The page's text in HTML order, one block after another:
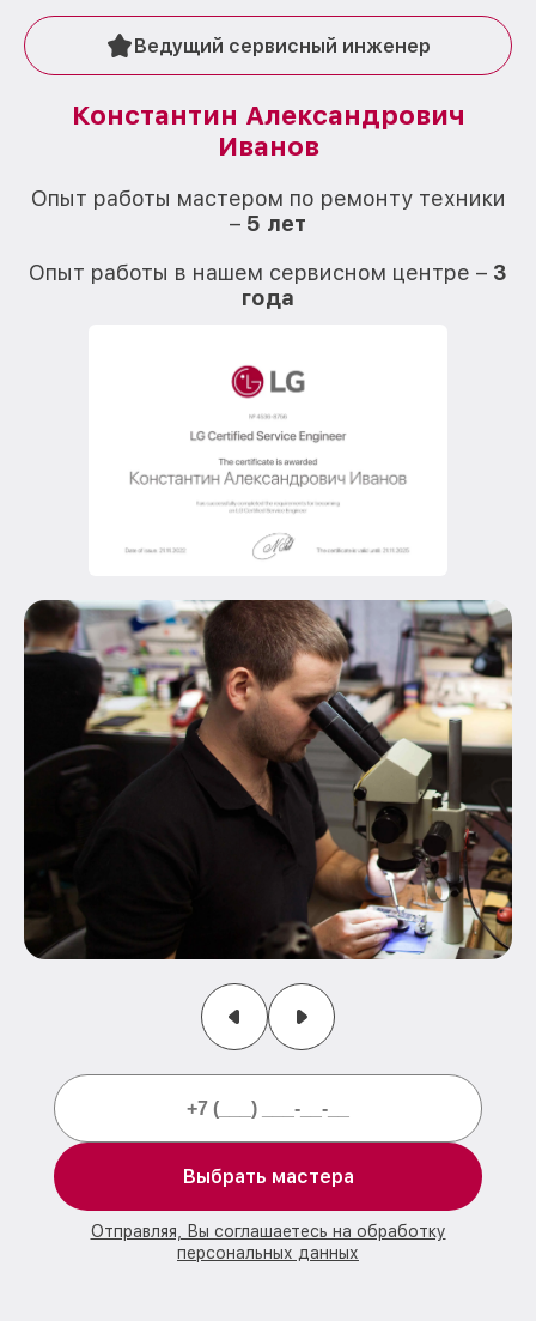
Ведущий сервисный инженер
Константин Александрович
Иванов
Опыт работы мастером по ремонту техники
– 5 лет
Опыт работы в нашем сервисном центре – 3
года
Выбрать мастера
Отправляя, Вы соглашаетесь на обработку
персональных данных